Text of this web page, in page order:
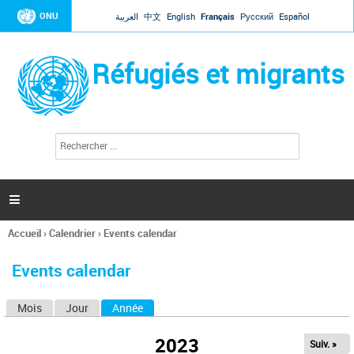
Jump to navigation
ONU العربية 中文 English Français Русский Español
Réfugiés et migrants
l
c
h
e

Vous
ici
Accueil›Calendrier› Events calendar
Events calendar
Mois Jour Année
2023 Suiv. »